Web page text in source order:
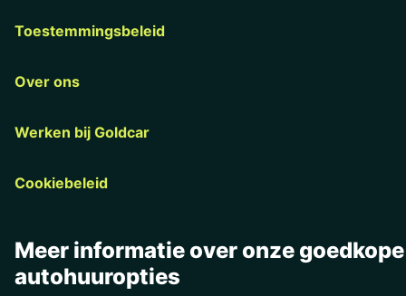
Toestemmingsbeleid
Over ons
Werken bij Goldcar
Cookiebeleid
Meer informatie over onze goedkope
autohuuropties